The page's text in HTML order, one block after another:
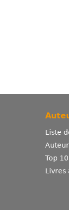
Liste
Top
Livres